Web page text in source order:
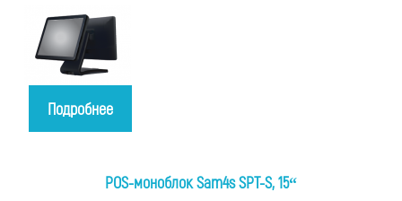
Подробнее
POS-моноблок Sam4s SPT-S, 15“